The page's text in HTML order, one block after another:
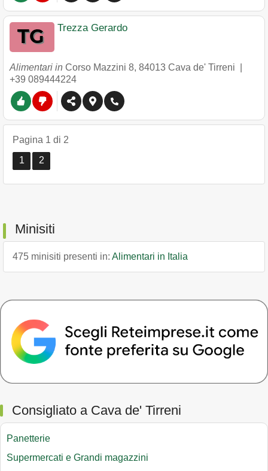
Trezza Gerardo
Alimentari in Corso Mazzini 8, 84013 Cava de' Tirreni
+39 089444224
Pagina 1 di 2
1
2
Minisiti
475 minisiti presenti in: Alimentari in Italia
Consigliato a Cava de' Tirreni
Panetterie
Supermercati e Grandi magazzini